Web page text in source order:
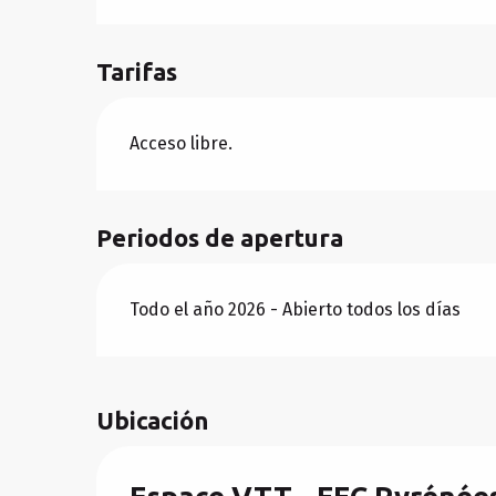
Tarifas
Acceso libre.
Periodos de apertura
Todo el año 2026 - Abierto todos los días
Ubicación